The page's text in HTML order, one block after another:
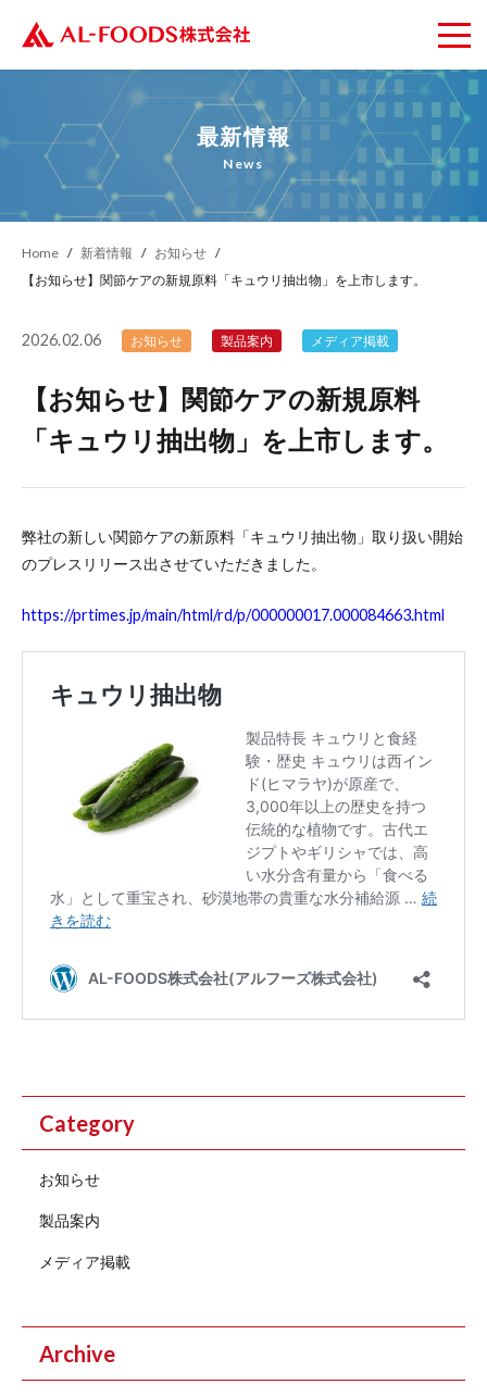
最新情報
News
Home 新着情報
お知らせ
【お知らせ】関節ケアの新規原料「キュウリ抽出物」を上市します。
2026.02.06 お知らせ 製品案内 メディア掲載
【お知らせ】関節ケアの新規原料
「キュウリ抽出物」を上市します。
弊社の新しい関節ケアの新原料「キュウリ抽出物」取り扱い開始
のプレスリリース出させていただきました。
https://prtimes.jp/main/html/rd/p/000000017.000084663.html
Category
お知らせ
製品案内
メディア掲載
Archive